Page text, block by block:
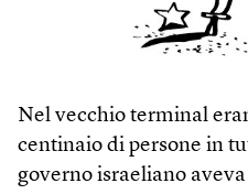
Nel vecchio terminal
centinaio di persone in
governo israeliano